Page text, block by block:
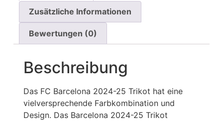
Zusätzliche Informationen
Bewertungen (0)
Beschreibung
Das FC Barcelona 2024-25 Trikot hat eine
vielversprechende Farbkombination und
Design. Das Barcelona 2024-25 Trikot